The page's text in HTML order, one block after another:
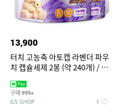
13,900
터치 고농축 아토캡 라벤더 파우
치 캡슐세제 2봉 (약 240개) / 실
구매 999+
GS SHOP 1